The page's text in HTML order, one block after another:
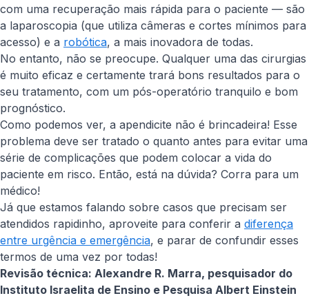
com uma recuperação mais rápida para o paciente — são
a laparoscopia (que utiliza câmeras e cortes mínimos para
acesso) e a robótica, a mais inovadora de todas.
No entanto, não se preocupe. Qualquer uma das cirurgias
é muito eficaz e certamente trará bons resultados para o
seu tratamento, com um pós-operatório tranquilo e bom
prognóstico.
Como podemos ver, a apendicite não é brincadeira! Esse
problema deve ser tratado o quanto antes para evitar uma
série de complicações que podem colocar a vida do
paciente em risco. Então, está na dúvida? Corra para um
médico!
Já que estamos falando sobre casos que precisam ser
atendidos rapidinho, aproveite para conferir a diferença
entre urgência e emergência, e parar de confundir esses
termos de uma vez por todas!
Revisão técnica: Alexandre R. Marra, pesquisador do
Instituto Israelita de Ensino e Pesquisa Albert Einstein